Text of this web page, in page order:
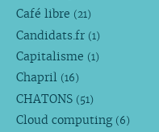
Café libre (21)
Candidats.fr (1)
Capitalisme (1)
Chapril (16)
CHATONS (51)
Cloud computing (6)